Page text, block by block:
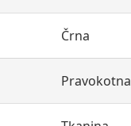
Črna
Pravokotna